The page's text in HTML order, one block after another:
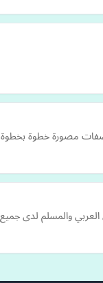
وصفات مصورة خطوة بخطوة
العربي والمسلم لدى جميع